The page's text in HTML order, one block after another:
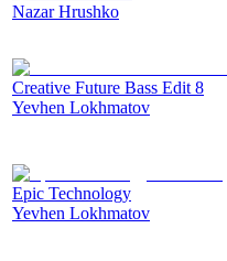
Nazar Hrushko
Creative Future Bass Edit 8
Yevhen Lokhmatov
Epic Technology
Yevhen Lokhmatov